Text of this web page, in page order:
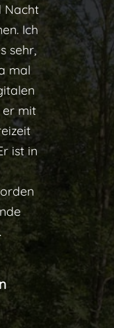
Nacht
Ich
sehr,
mal
er mit
ist in